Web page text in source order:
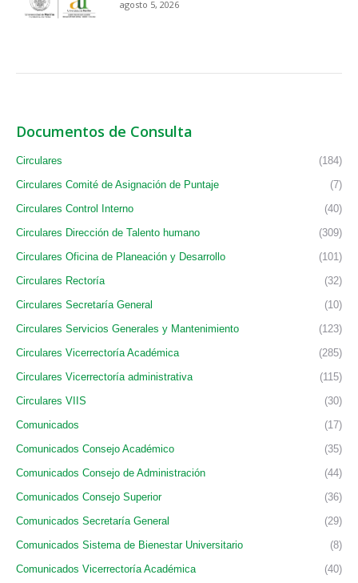
agosto 5, 2026
Documentos de Consulta
Circulares
(184)
Circulares Comité de Asignación de Puntaje
(7)
Circulares Control Interno
(40)
Circulares Dirección de Talento humano
(309)
Circulares Oficina de Planeación y Desarrollo
(101)
Circulares Rectoría
(32)
Circulares Secretaría General
(10)
Circulares Servicios Generales y Mantenimiento
(123)
Circulares Vicerrectoría Académica
(285)
Circulares Vicerrectoría administrativa
(115)
Circulares VIIS
(30)
Comunicados
(17)
Comunicados Consejo Académico
(35)
Comunicados Consejo de Administración
(44)
Comunicados Consejo Superior
(36)
Comunicados Secretaría General
(29)
Comunicados Sistema de Bienestar Universitario
(8)
Comunicados Vicerrectoría Académica
(40)